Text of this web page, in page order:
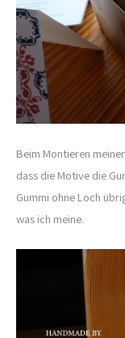
Beim Montieren
dass die Motive die
Gummi ohne Loch
was ich meine.